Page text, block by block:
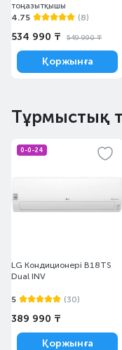
тоңазытқышы
4.75
(8)
534 990 ₸ 549 990 ₸
Қоржынға
Тұрмыстық
0-0-24
LG Кондиционері B18TS
Dual INV
5 (30)
389 990 ₸
Қоржынға